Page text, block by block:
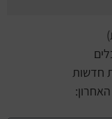
חדשות